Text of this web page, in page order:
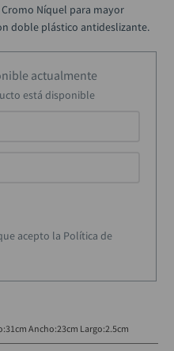
Níquel para mayor
doble plástico antideslizante.
actualmente
está disponible
acepto la Política de
Ancho:23cm Largo:2.5cm